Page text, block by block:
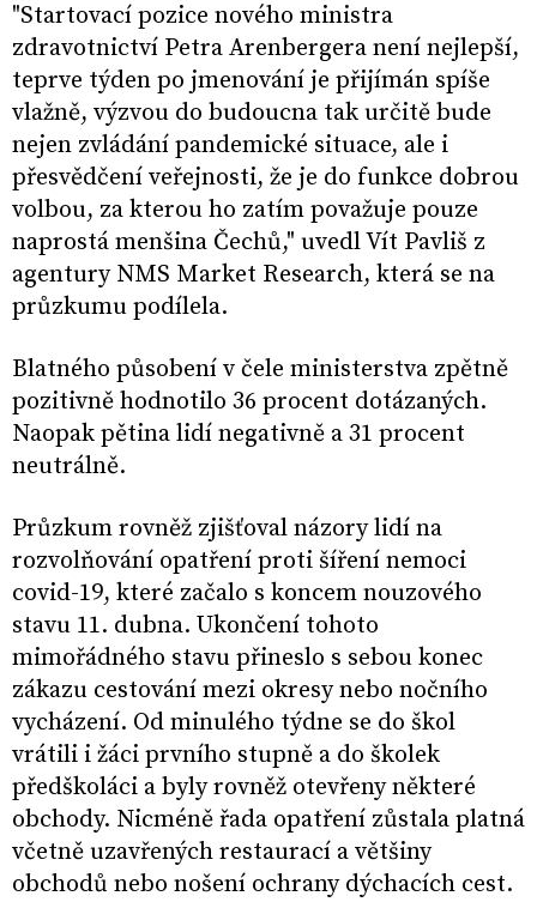
"Startovací pozice nového ministra
zdravotnictví Petra Arenbergera není nejlepší,
teprve týden po jmenování je přijímán spíše
vlažně, výzvou do budoucna tak určitě bude
nejen zvládání pandemické situace, ale i
přesvědčení veřejnosti, že je do funkce dobrou
volbou, za kterou ho zatím považuje pouze
naprostá menšina Čechů," uvedl Vít Pavliš z
agentury NMS Market Research, která se na
průzkumu podílela.
Blatného působení v čele ministerstva zpětně
pozitivně hodnotilo 36 procent dotázaných.
Naopak pětina lidí negativně a 31 procent
neutrálně.
Průzkum rovněž zjišťoval názory lidí na
rozvolňování opatření proti šíření nemoci
covid-19, které začalo s koncem nouzového
stavu 11. dubna. Ukončení tohoto
mimořádného stavu přineslo s sebou konec
zákazu cestování mezi okresy nebo nočního
vycházení. Od minulého týdne se do škol
vrátili i žáci prvního stupně a do školek
předškoláci a byly rovněž otevřeny některé
obchody. Nicméně řada opatření zůstala platná
včetně uzavřených restaurací a většiny
obchodů nebo nošení ochrany dýchacích cest.